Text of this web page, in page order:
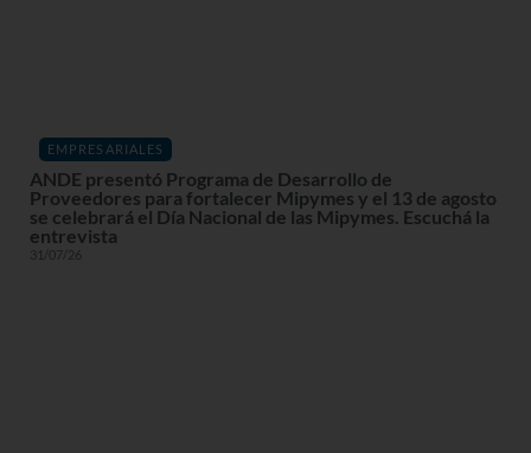
EMPRESARIALES
ANDE presentó Programa de Desarrollo de
Proveedores para fortalecer Mipymes y el 13 de agosto
se celebrará el Día Nacional de las Mipymes. Escuchá la
entrevista
31/07/26